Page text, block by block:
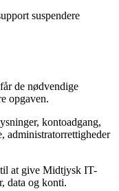
suspendere
de nødvendige
opgaven.
kontoadgang,
administratorrettigheder
at give Midtjysk IT-
data og konti.